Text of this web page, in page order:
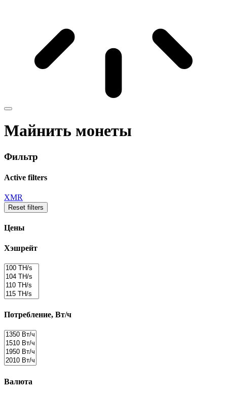
Майнить монеты
Фильтр
Active filters
XMR
Reset filters
Цены
Хэшрейт
Потребление, Вт/ч
Валюта